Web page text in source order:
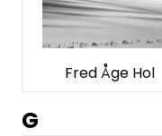
Fred Åge Hol
G